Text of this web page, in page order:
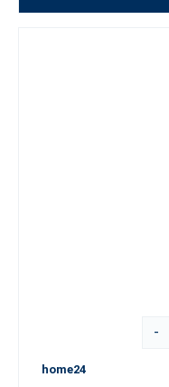
-
home24